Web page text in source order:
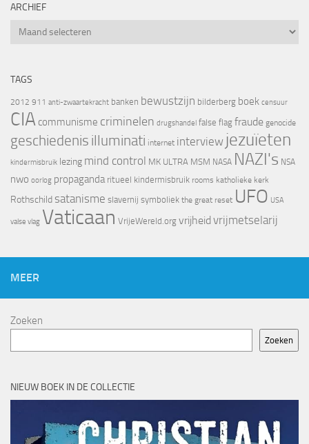
ARCHIEF
Archief
TAGS
2012 911 anti-zwaartekracht banken bewustzijn bilderberg boek censuur
CIA communisme criminelen drugshandel false flag fraude genocide
geschiedenis illuminati internet interview jezuïeten
kindermisbruik lezing mind control MK ULTRA MSM NASA NAZI's NSA
nwo oorlog propaganda ritueel kindermisbruik rooms katholieke kerk
Rothschild satanisme slavernij symboliek the great reset UFO USA
valse vlag Vaticaan VrijeWereld.org vrijheid vrijmetselarij
MEER
Zoeken
Zoeken
NIEUW BOEK IN DE COLLECTIE